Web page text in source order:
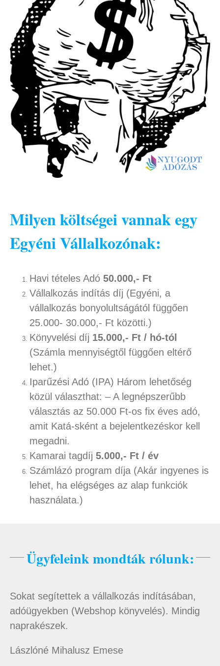
Milyen költségei vannak egy
Egyéni Vállalkozónak:
Havi tételes Adó 50.000,- Ft
Vállalkozás indítás díj (Egyéni, a
vállalkozás bonyolultságától függően
25.000- 30.000,- Ft közötti.)
Könyvelési díj 15.000,- Ft / hó-tól
(Számla mennyiségtől függően eltérő
lehet.)
Iparűzési Adó (IPA) Három lehetőség
közül választhat: – A legnépszerűbb
választás az 50.000 Ft-os fix éves adó,
amit Katá-sként a bejelentkezéskor kell
megadni.
Kamarai tagdíj 5.000,- Ft / év
Számlázó program díja (Akár ingyenes is
lehet, ha elégséges az alap funkciók
használata.)
Ügyfeleink mondták rólunk:
Sokat segítettek a vállalkozás indításában,
adóügyekben (Webshop könyvelés). Mindig
naprakészek.
Lászlóné Mihalusz Emese